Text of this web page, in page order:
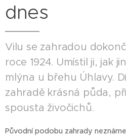
dnes
Vilu se zahradou
roce 1924. Umístil ji, jak
mlýna u břehu Úhlavy.
zahradě krásná půda,
spousta živočichů.
Původní podobu zahrady